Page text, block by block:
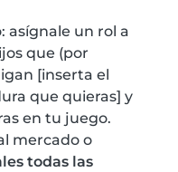
asígnale un rol a
que (por
[inserta el
que quieras] y
en tu juego.
mercado o
todas las